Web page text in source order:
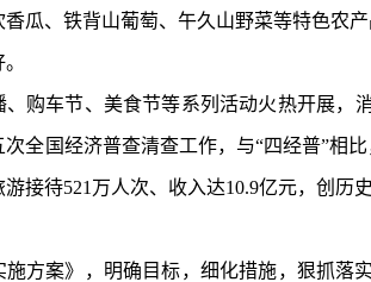
瓜、 铁背山葡萄、午久山野菜等特色农产
。
、购车节、美食节等系列活动火热开展，
全国经济普查清查工作，与“四经普”相
游接待521 万人次、收入达10.9亿元，创历
方案》 ，明确目标，细化措施，狠抓落实